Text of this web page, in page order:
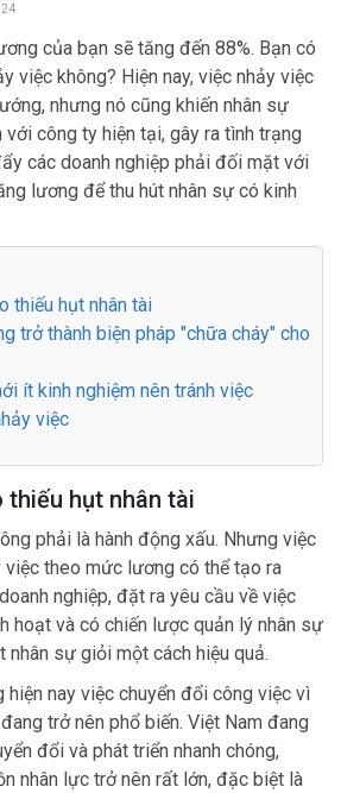
của bạn sẽ tăng đến 88%. Bạn có
việc không? Hiện nay, việc nhảy việc
nhưng nó cũng khiến nhân sự
công ty hiện tại, gây ra tình trạng
các doanh nghiệp phải đối mặt với
lương để thu hút nhân sự có kinh
thiếu hụt nhân tài
trở thành biện pháp "chữa cháy" cho
ít kinh nghiệm nên tránh việc
việc
thiếu hụt nhân tài
phải là hành động xấu. Nhưng việc
theo mức lương có thể tạo ra
nghiệp, đặt ra yêu cầu về việc
hoạt và có chiến lược quản lý nhân sự
nhân sự giỏi một cách hiệu quả.
hiện nay việc chuyển đổi công việc vì
trở nên phổ biến. Việt Nam đang
đổi và phát triển nhanh chóng,
nhân lực trở nên rất lớn, đặc biệt là